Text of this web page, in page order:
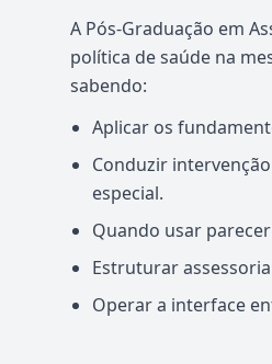
A Pós-Graduação em
política de saúde na
sabendo:
Aplicar os
Conduzir intervenção
especial.
Quando usar
Estruturar
Operar a interface